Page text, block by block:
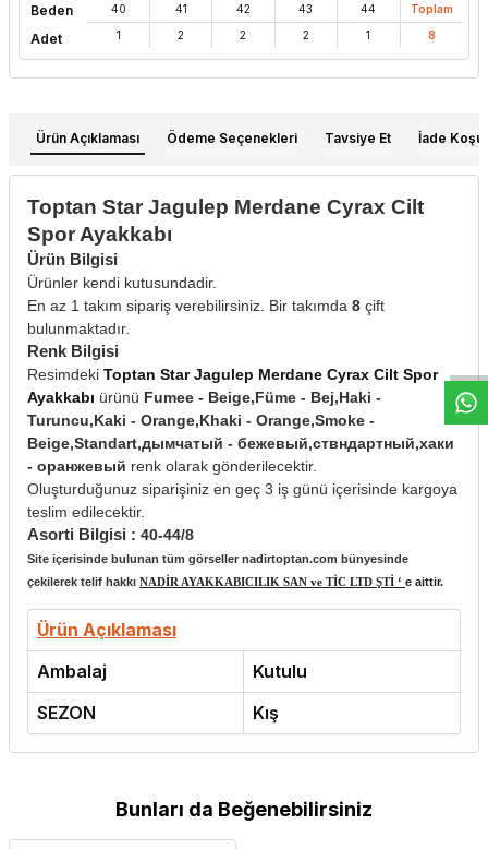
Beden
Adet
40
1
41
2
42
2
43
2
44
1
Toplam
8
Ürün Açıklaması Ödeme Seçenekleri Tavsiye Et İade
Toptan Star Jagulep Merdane Cyrax Cilt
Spor Ayakkabı
Ürün Bilgisi
Ürünler kendi kutusundadir.
En az 1 takım sipariş verebilirsiniz. Bir takımda 8 çift
bulunmaktadır.
Renk Bilgisi
Resimdeki Toptan Star Jagulep Merdane Cyrax Cilt Spor
Ayakkabı ürünü Fumee - Beige,Füme - Bej,Haki -
Turuncu,Kaki - Orange,Khaki - Orange,Smoke -
Beige,Standart,дымчатый - бежевый,ствндартный,хаки
- оранжевый renk olarak gönderilecektir.
Oluşturduğunuz siparişiniz en geç 3 iş günü içerisinde kargoya
teslim edilecektir.
Asorti Bilgisi : 40-44/8
Site içerisinde bulunan tüm görseller nadirtoptan.com bünyesinde
çekilerek telif hakkı NADİR AYAKKABICILIK SAN ve TİC LTD ŞTİ ‘ e aittir.
Ürün Açıklaması
Ambalaj
Kutulu
SEZON
Kış
Bunları da Beğenebilirsiniz